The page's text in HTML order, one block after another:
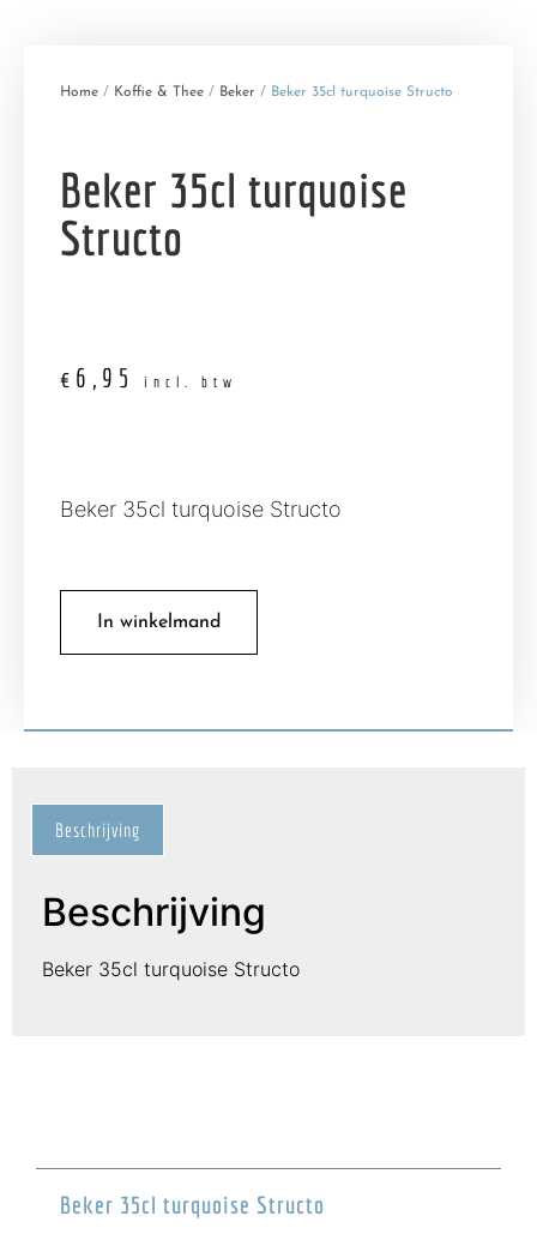
Home / Koffie & Thee / Beker / Beker 35cl turquoise Structo
Beker 35cl turquoise
Structo
€ 6,95 incl. btw
Beker 35cl turquoise Structo
In winkelmand
Beschrijving
Beschrijving
Beker 35cl turquoise Structo
Beker 35cl turquoise Structo